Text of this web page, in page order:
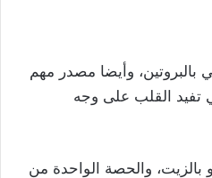
بالبروتين، وأيضا مصدر مهم
تفيد القلب على وجه
بالزيت، والحصة الواحدة من